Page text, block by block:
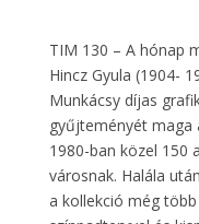
TIM 130 – A hónap
Hincz Gyula (1904-
Munkácsy díjas
gyűjteményét
1980-ban közel 150
városnak. Halála
a kollekció még